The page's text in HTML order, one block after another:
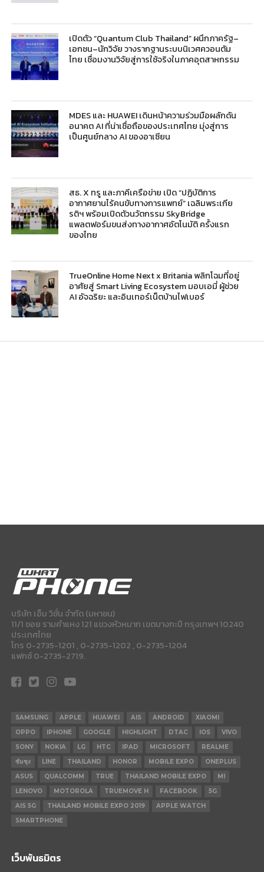
เปิดตัว “Quantum Club Thailand” ผนึกภาครัฐ–
เอกชน–นักวิจัย วางรากฐานระบบนิเวศควอนตัม
ไทย เชื่อมงานวิจัยสู่การใช้จริงในภาคอุตสาหกรรม
MDES และ HUAWEI เดินหน้าความร่วมมือผลักดัน
อนาคต AI ที่น่าเชื่อถือของประเทศไทย มุ่งสู่การ
เป็นศูนย์กลาง AI ของอาเซียน
สธ. X ทรู และภาคีเครือข่าย เปิด “ปฏิบัติการ
อากาศยานไร้คนขับทางการแพทย์” เฉลิมพระเกีย
รติฯ พร้อมเปิดตัวนวัตกรรม SkyBridge
แพลตฟอร์มขนส่งทางอากาศอัตโนมัติ ครั้งแรก
ของไทย
TrueOnline Home Next x Britania พลิกโฉมที่อยู่
อาศัยสู่ Smart Living Ecosystem มอบเอมี่ ผู้ช่วย
AI อัจฉริยะ และอินเทอร์เน็ตบ้านไฟเบอร์
บริษัท เอ็ม วิชั่น จำกัด (มหาชน)
11/1 ซอย รามคำแหง 121 แขวงหัวหมาก เขตบางกะปี กรุงเทพฯ 10240
ประเทศไทย
โทร 0-2735-1201 , 0-2735-1202 , 0-2735-1204
แฟกซ์ 0-2735-2719.
SAMSUNG APPLE HUAWEI AIS ANDROID
XIAOMI
OPPO
IPHONE GOOGLE HIGHLIGHT DTAC IOS
VIVO
SONY
NOKIA LG HTC IPAD MICROSOFT
REALME
ซัมซุง
LINE THAILAND HONOR MOBILE EXPO
ONEPLUS
ASUS
QUALCOMM TRUE THAILAND MOBILE EXPO
MI
LENOVO
MOTOROLA TRUEMOVE H FACEBOOK
5G
AIS 5G
THAILAND MOBILE EXPO 2019
APPLE WATCH
SMARTPHONE
เว็บพันธมิตร